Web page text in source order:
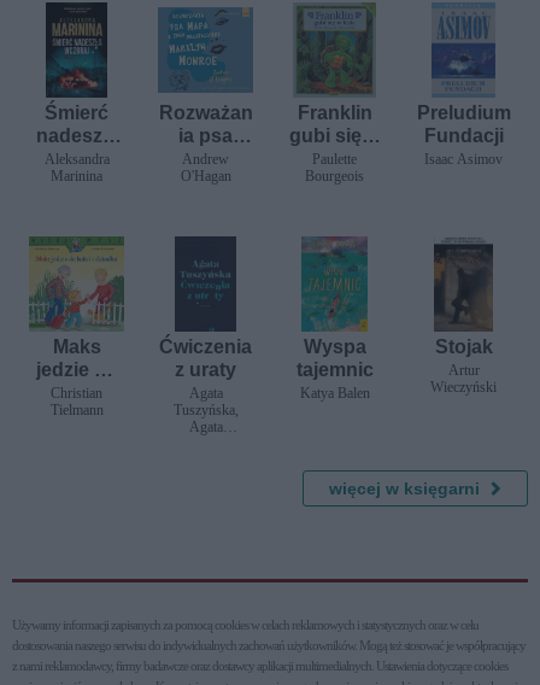
Śmierć
nadeszła
wczoraj
Aleksandra
Marinina
Rozważan
ia psa
Mafa i
jego
Andrew
O'Hagan
Franklin
gubi się w
lesie
Paulette
Bourgeois
Preludium
Fundacji
Isaac Asimov
Maks
jedzie do
babci i
dziadka
Christian
Tielmann
Ćwiczenia
z uraty
Agata
Tuszyńska,
Agata
Wyspa
tajemnic
Katya Balen
Stojak
Artur
Wieczyński
więcej w księgarni
Używamy informacji zapisanych za pomocą cookies w celach reklamowych i statystycznych oraz w celu
dostosowania naszego serwisu do indywidualnych zachowań użytkowni­ków. Mogą też stosować je współpracujący
z nami reklamodawcy, firmy badawcze oraz dostawcy aplikacji multimedialnych. Ustawienia dotyczące cookies